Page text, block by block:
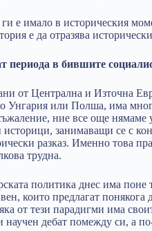
е имало в историческия
е да отразява
периода в бившите
от Централна и Източна
Унгария или Полша, има
ние все още
занимаващи се с
разказ. Именно това
трудна.
политика днес има поне
които предлагат
от тези парадигми има
научен дебат помежду си, а